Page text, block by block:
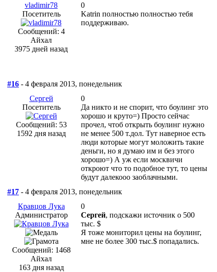
vladimir78
Посетитель
Сообщений: 4
Айхал
3975 дней назад
0
Katrin полностью полностью тебя
поддерживаю.
#16 - 4 февраля 2013, понедельник
Сергей
Посетитель
Сообщений: 53
1592 дня назад
0
Да никто и не спорит, что боулинг это
хорошо и круто=) Просто сейчас
прочел, чтоб открыть боулинг нужно
не менее 500 т.дол. Тут наверное есть
люди которые могут моложить такие
деньги, но я думаю им и без этого
хорошо=) А уж если москвичи
откроют что то подобное тут, то цены
будут далекооо заоблачными.
#17 - 4 февраля 2013, понедельник
Кравцов Лука
Администратор
Сообщений: 1468
Айхал
163 дня назад
0
Сергей, подскажи источник о 500
тыс. $
Я тоже мониторил цены на боулинг,
мне не более 300 тыс.$ попадались.